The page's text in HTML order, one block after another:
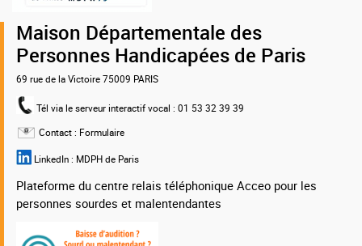
Maison Départementale des
Personnes Handicapées de Paris
69 rue de la Victoire 75009 PARIS
Tél via le serveur interactif vocal : 01 53 32 39 39
Contact : Formulaire
LinkedIn : MDPH de Paris
Plateforme du centre relais téléphonique Acceo pour les
personnes sourdes et malentendantes